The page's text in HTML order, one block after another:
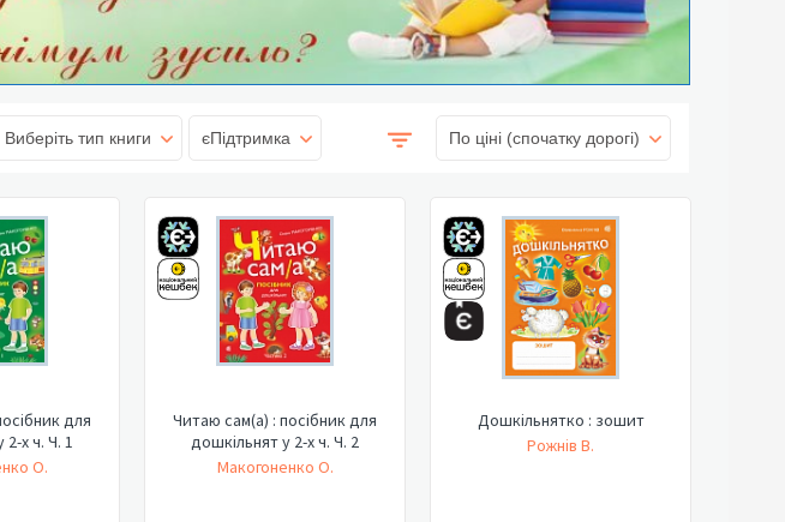
Виберіть тип книги єПідтримка По ціні (спочатку дорогі)
для
х ч. Ч. 1
О.
Читаю сам(а) : посібник для
дошкільнят у 2-х ч. Ч. 2
Макогоненко О.
Дошкільнятко : зошит
Рожнів В.